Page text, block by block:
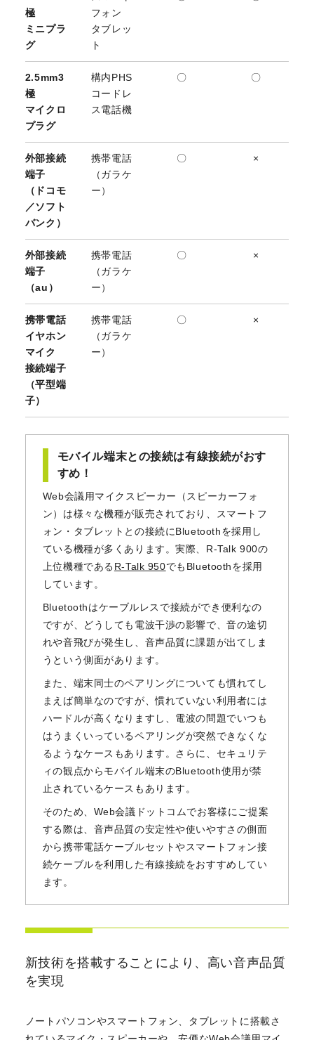
極
ミニプラ
グ
フォン
タブレッ
ト
2.5mm3
極
マイクロ
プラグ
構内PHS
コードレ
ス電話機
〇 〇
外部接続
端子
（ドコモ
／ソフト
バンク）
携帯電話
（ガラケ
ー）
〇 ×
外部接続
端子
（au）
携帯電話
（ガラケ
ー）
〇 ×
携帯電話
イヤホン
マイク
接続端子
（平型端
子）
携帯電話
（ガラケ
ー）
〇 ×
モバイル端末との接続は有線接続がおす
すめ！
Web会議用マイクスピーカー（スピーカーフォ
ン）は様々な機種が販売されており、スマートフ
ォン・タブレットとの接続にBluetoothを採用し
ている機種が多くあります。実際、R-Talk 900の
上位機種である R-Talk 950でもBluetoothを採用
しています。
Bluetoothはケーブルレスで接続ができ便利なの
ですが、どうしても電波干渉の影響で、音の途切
れや音飛びが発生し、音声品質に課題が出てしま
うという側面があります。
また、端末同士のペアリングについても慣れてし
まえば簡単なのですが、慣れていない利用者には
ハードルが高くなりますし、電波の問題でいつも
はうまくいっているペアリングが突然できなくな
るようなケースもあります。さらに、セキュリテ
ィの観点からモバイル端末のBluetooth使用が禁
止されているケースもあります。
そのため、Web会議ドットコムでお客様にご提案
する際は、音声品質の安定性や使いやすさの側面
から携帯電話ケーブルセットやスマートフォン接
続ケーブルを利用した有線接続をおすすめしてい
ます。
新技術を搭載することにより、高い音声品質
を実現
ノートパソコンやスマートフォン、タブレットに搭載さ